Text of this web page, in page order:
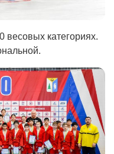
весовых категориях.